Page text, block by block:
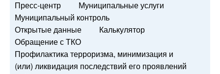
Пресс-центр
Муниципальные услуги
Муниципальный контроль
Открытые данные
Калькулятор
Обращение с ТКО
Профилактика терроризма, минимизация и
(или) ликвидация последствий его проявлений